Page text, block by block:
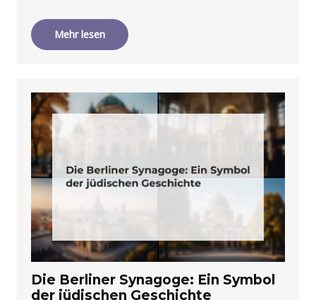
Mehr lesen
Die Berliner Synagoge: Ein Symbol
der jüdischen Geschichte